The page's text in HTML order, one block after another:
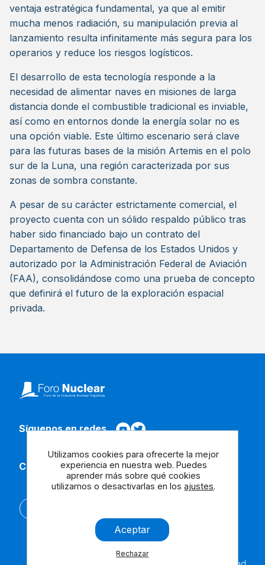
ventaja estratégica fundamental, ya que al emitir
mucha menos radiación, su manipulación previa al
lanzamiento resulta infinitamente más segura para los
operarios y reduce los riesgos logísticos.
El desarrollo de esta tecnología responde a la
necesidad de alimentar naves en misiones de larga
distancia donde el combustible tradicional es inviable,
así como en entornos donde la energía solar no es
una opción viable. Este último escenario será clave
para las futuras bases de la misión Artemis en el polo
sur de la Luna, una región caracterizada por sus
zonas de sombra constante.
A pesar de su carácter estrictamente comercial, el
proyecto cuenta con un sólido respaldo público tras
haber sido financiado bajo un contrato del
Departamento de Defensa de los Estados Unidos y
autorizado por la Administración Federal de Aviación
(FAA), consolidándose como una prueba de concepto
que definirá el futuro de la exploración espacial
privada.
Síguenos en redes
Contacta con nosotros
Utilizamos cookies para ofrecerte la mejor
experiencia en nuestra web. Puedes
aprender más sobre qué cookies
utilizamos o desactivarlas en losajustes.
Aceptar
Rechazar